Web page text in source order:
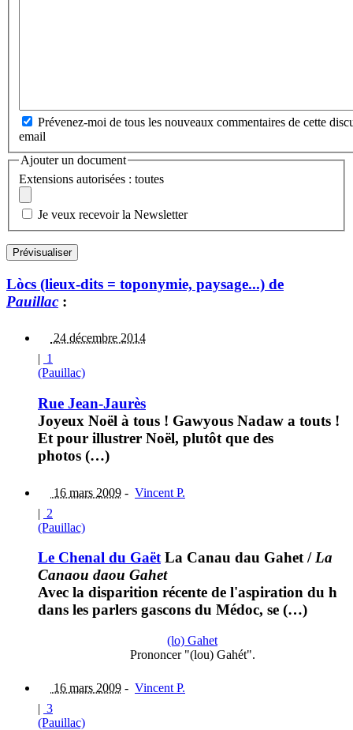
Prévenez-moi de tous les nouveaux commentaires de cette
email
Ajouter un document
Extensions autorisées : toutes
Je veux recevoir la Newsletter
Lòcs (lieux-dits = toponymie, paysage...) de
Pauillac :
24 décembre 2014
| 1
(Pauillac)
Rue Jean-Jaurès
Joyeux Noël à tous ! Gawyous Nadaw a touts !
Et pour illustrer Noël, plutôt que des
photos (…)
16 mars 2009 - Vincent P.
| 2
(Pauillac)
Le Chenal du GaëtLa Canau dau Gahet/La
Canaou daou Gahet
Avec la disparition récente de l'aspiration du h
dans les parlers gascons du Médoc, se (…)
(lo) Gahet
Prononcer "(lou) Gahét".
16 mars 2009 - Vincent P.
| 3
(Pauillac)